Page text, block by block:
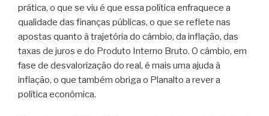
prática, o que se viu é que essa política enfraquece a
qualidade das finanças públicas, o que se reflete nas
apostas quanto à trajetória do câmbio, da inflação, das
taxas de juros e do Produto Interno Bruto. O câmbio, em
fase de desvalorização do real, é mais uma ajuda à
inflação, o que também obriga o Planalto a rever a
política econômica.